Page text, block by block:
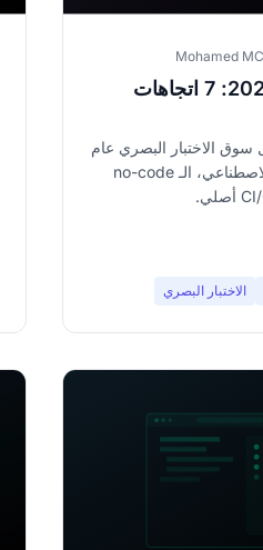
الاختبار البصري في 2027: 7 اتجاهات
الاختبار البصري عام
2027: الحتمية ضد الذكاء الاصطناعي، الـ no-code
الاختبار البصري